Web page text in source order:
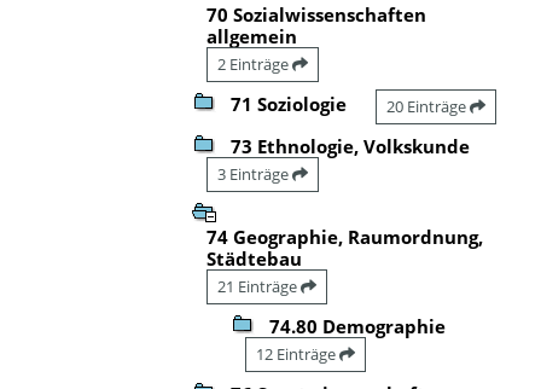
70 Sozialwissenschaften
allgemein
2 Einträge
71 Soziologie 20 Einträge
73 Ethnologie, Volkskunde
3 Einträge
74 Geographie, Raumordnung,
Städtebau
21 Einträge
74.80 Demographie
12 Einträge